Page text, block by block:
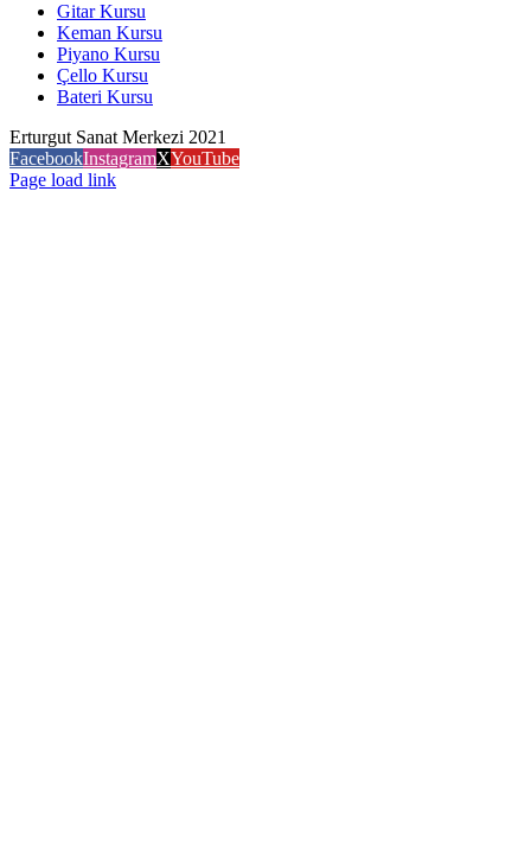
Gitar Kursu
Keman Kursu
Piyano Kursu
Çello Kursu
Bateri Kursu
Erturgut Sanat Merkezi 2021
FacebookInstagramXYouTube
Page load link